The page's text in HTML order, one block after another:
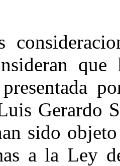
que
Gerardo
sido
a la Ley